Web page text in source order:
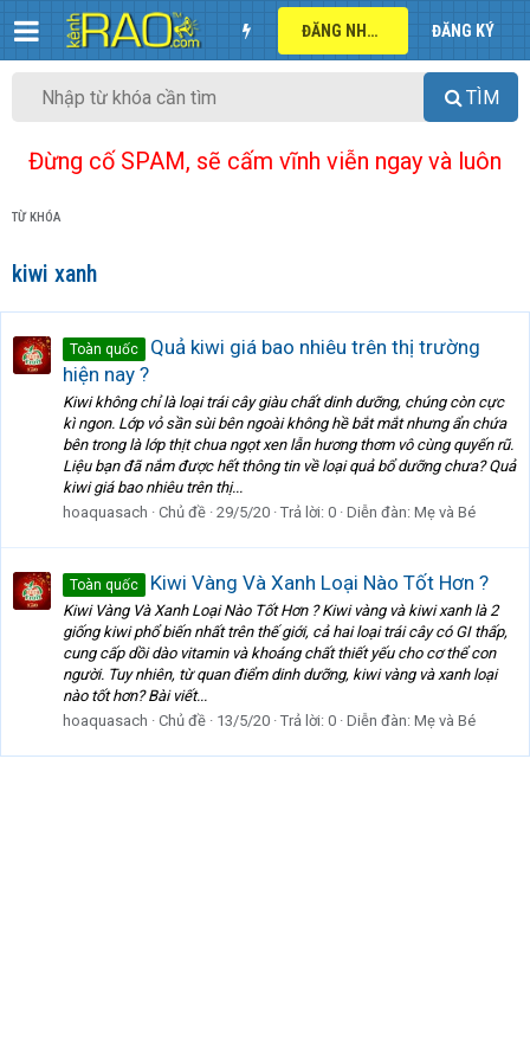
ĐĂNG NHẬP ĐĂNG KÝ
TÌM
Đừng cố SPAM, sẽ cấm vĩnh viễn ngay và luôn
TỪ KHÓA
kiwi xanh
Toàn quốc
Quả kiwi giá bao nhiêu trên thị trường
hiện nay ?
Kiwi không chỉ là loại trái cây giàu chất dinh dưỡng, chúng còn cực
kì ngon. Lớp vỏ sần sùi bên ngoài không hề bắt mắt nhưng ẩn chứa
bên trong là lớp thịt chua ngọt xen lẫn hương thơm vô cùng quyến rũ.
Liệu bạn đã nắm được hết thông tin về loại quả bổ dưỡng chưa? Quả
kiwi giá bao nhiêu trên thị...
hoaquasach
Chủ đề 29/5/20 Trả lời: 0 Diễn đàn: Mẹ và Bé
Toàn quốc Kiwi Vàng Và Xanh Loại Nào Tốt Hơn ?
Kiwi Vàng Và Xanh Loại Nào Tốt Hơn ? Kiwi vàng và kiwi xanh là 2
giống kiwi phổ biến nhất trên thế giới, cả hai loại trái cây có GI thấp,
cung cấp dồi dào vitamin và khoáng chất thiết yếu cho cơ thể con
người. Tuy nhiên, từ quan điểm dinh dưỡng, kiwi vàng và xanh loại
nào tốt hơn? Bài viết...
hoaquasach
Chủ đề 13/5/20 Trả lời: 0 Diễn đàn: Mẹ và Bé